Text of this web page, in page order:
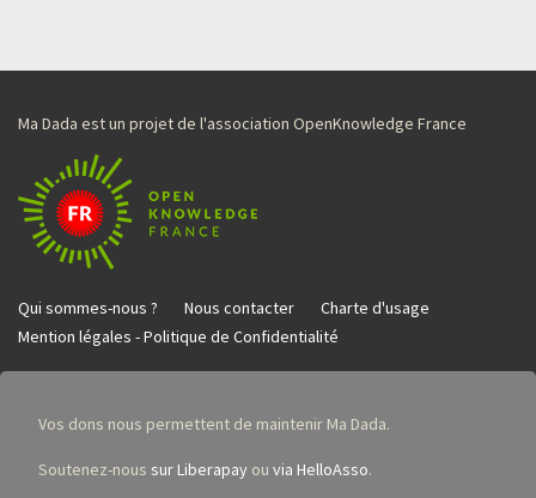
Ma Dada est un projet de l'association OpenKnowledge France
Qui sommes-nous ? Nous contacter
Charte d'usage
Mention légales - Politique de Confidentialité
Vos dons nous permettent de maintenir Ma Dada.
Soutenez-nous sur Liberapay ou via HelloAsso.